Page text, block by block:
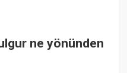
ne yönünden